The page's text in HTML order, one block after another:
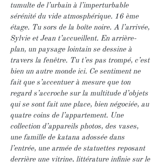
tumulte de l’urbain à l’imperturbable
sérénité du vide atmosphérique. 16 ème
étage. Tu sors de la boîte noire. A l’arrivée,
Sylvie et Jean t’accueillent. En arrière-
plan, un paysage lointain se dessine à
travers la fenêtre. Tu t’es pas trompé, c’est
bien un autre monde ici. Ce sentiment ne
fait que s’accentuer à mesure que ton
regard s’accroche sur la multitude d’objets
qui se sont fait une place, bien négociée, au
quatre coins de l’appartement. Une
collection d’appareils photos, des vases,
une famille de katana adossée dans
l’entrée, une armée de statuettes reposant
derrière une vitrine, littérature infinie sur le